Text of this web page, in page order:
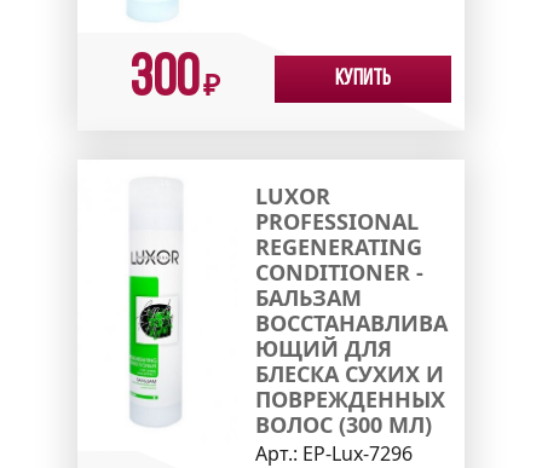
300₽ Купить
LUXOR
PROFESSIONAL
REGENERATING
CONDITIONER -
БАЛЬЗАМ
ВОССТАНАВЛИВА
ЮЩИЙ ДЛЯ
БЛЕСКА СУХИХ И
ПОВРЕЖДЕННЫХ
ВОЛОС (300 МЛ)
Арт.: EP-Lux-7296